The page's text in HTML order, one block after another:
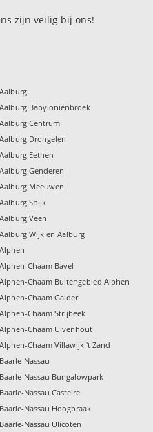
zijn veilig bij ons!
Babyloniënbroek
Centrum
Drongelen
Eethen
Genderen
Meeuwen
Spijk
Veen
Wijk en Aalburg
Chaam Bavel
Chaam Buitengebied Alphen
Chaam Galder
Chaam Strijbeek
Chaam Ulvenhout
Chaam Villawijk 't Zand
Nassau
Nassau Bungalowpark
Nassau Castelre
Nassau Hoogbraak
Nassau Ulicoten